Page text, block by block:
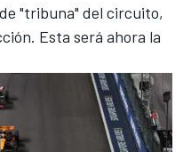
"tribuna" del circuito,
Esta será ahora la